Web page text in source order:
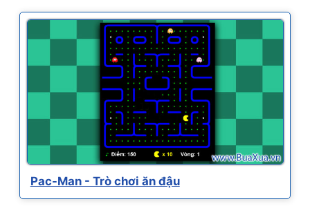
Pac-Man - Trò chơi ăn đậu